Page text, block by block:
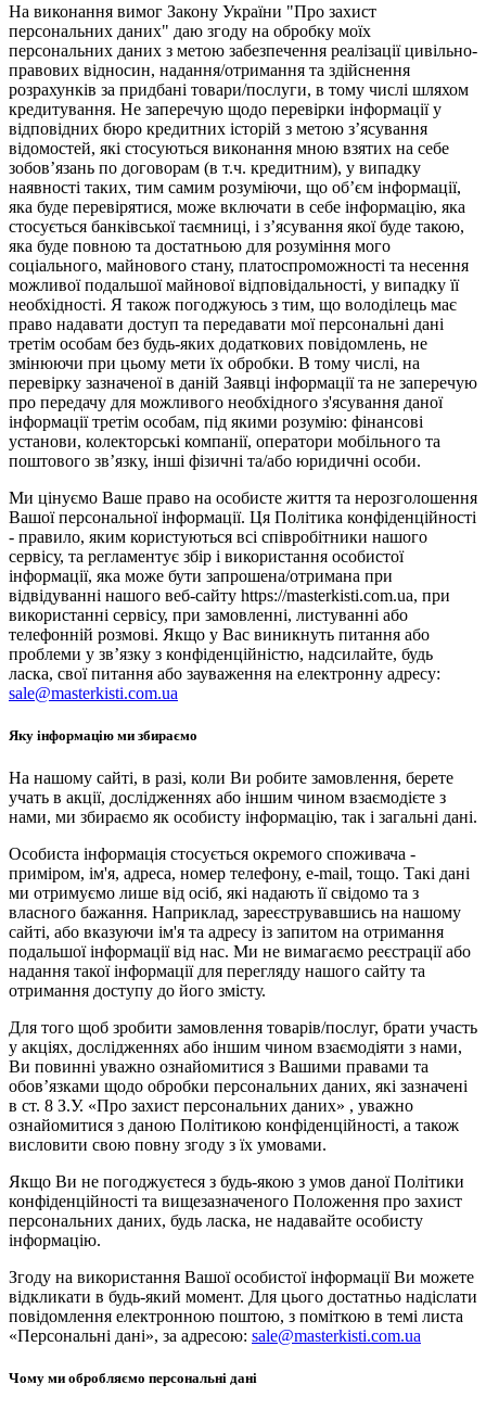
На виконання вимог Закону України "Про захист
персональних даних" даю згоду на обробку моїх
персональних даних з метою забезпечення реалізації цивільно-
правових відносин, надання/отримання та здійснення
розрахунків за придбані товари/послуги, в тому числі шляхом
кредитування. Не заперечую щодо перевірки інформації у
відповідних бюро кредитних історій з метою з’ясування
відомостей, які стосуються виконання мною взятих на себе
зобов’язань по договорам (в т.ч. кредитним), у випадку
наявності таких, тим самим розуміючи, що об’єм інформації,
яка буде перевірятися, може включати в себе інформацію, яка
стосується банківської таємниці, і з’ясування якої буде такою,
яка буде повною та достатньою для розуміння мого
соціального, майнового стану, платоспроможності та несення
можливої подальшої майнової відповідальності, у випадку її
необхідності. Я також погоджуюсь з тим, що володілець має
право надавати доступ та передавати мої персональні дані
третім особам без будь-яких додаткових повідомлень, не
змінюючи при цьому мети їх обробки. В тому числі, на
перевірку зазначеної в даній Заявці інформації та не заперечую
про передачу для можливого необхідного з'ясування даної
інформації третім особам, під якими розумію: фінансові
установи, колекторські компанії, оператори мобільного та
поштового зв’язку, інші фізичні та/або юридичні особи.
Ми цінуємо Ваше право на особисте життя та нерозголошення
Вашої персональної інформації. Ця Політика конфіденційності
- правило, яким користуються всі співробітники нашого
сервісу, та регламентує збір і використання особистої
інформації, яка може бути запрошена/отримана при
відвідуванні нашого веб-сайту https://masterkisti.com.ua, при
використанні сервісу, при замовленні, листуванні або
телефонній розмові. Якщо у Вас виникнуть питання або
проблеми у зв’язку з конфіденційністю, надсилайте, будь
ласка, свої питання або зауваження на електронну адресу:
sale@masterkisti.com.ua
Яку інформацію ми збираємо
На нашому сайті, в разі, коли Ви робите замовлення, берете
учать в акції, дослідженнях або іншим чином взаємодієте з
нами, ми збираємо як особисту інформацію, так і загальні дані.
Особиста інформація стосується окремого споживача -
приміром, ім'я, адреса, номер телефону, e-mail, тощо. Такі дані
ми отримуємо лише від осіб, які надають її свідомо та з
власного бажання. Наприклад, зареєструвавшись на нашому
сайті, або вказуючи ім'я та адресу із запитом на отримання
подальшої інформації від нас. Ми не вимагаємо реєстрації або
надання такої інформації для перегляду нашого сайту та
отримання доступу до його змісту.
Для того щоб зробити замовлення товарів/послуг, брати участь
у акціях, дослідженнях або іншим чином взаємодіяти з нами,
Ви повинні уважно ознайомитися з Вашими правами та
обов’язками щодо обробки персональних даних, які зазначені
в ст. 8 З.У. «Про захист персональних даних» , уважно
ознайомитися з даною Політикою конфіденційності, а також
висловити свою повну згоду з їх умовами.
Якщо Ви не погоджуєтеся з будь-якою з умов даної Політики
конфіденційності та вищезазначеного Положення про захист
персональних даних, будь ласка, не надавайте особисту
інформацію.
Згоду на використання Вашої особистої інформації Ви можете
відкликати в будь-який момент. Для цього достатньо надіслати
повідомлення електронною поштою, з поміткою в темі листа
«Персональні дані», за адресою: sale@masterkisti.com.ua
Чому ми обробляємо персональні дані